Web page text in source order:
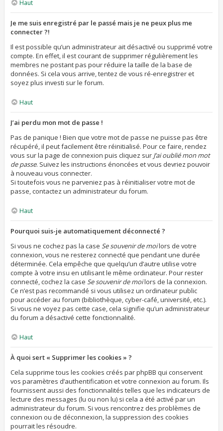
Haut
Je me suis enregistré par le passé mais je ne peux plus me
connecter ?!
Il est possible qu’un administrateur ait désactivé ou supprimé votre
compte. En effet, il est courant de supprimer régulièrement les
membres ne postant pas pour réduire la taille de la base de
données. Si cela vous arrive, tentez de vous ré-enregistrer et
soyez plus investi sur le forum.
Haut
J’ai perdu mon mot de passe !
Pas de panique ! Bien que votre mot de passe ne puisse pas être
récupéré, il peut facilement être réinitialisé. Pour ce faire, rendez
vous sur la page de connexion puis cliquez sur J’ai oublié mon mot
de passe. Suivez les instructions énoncées et vous devriez pouvoir
à nouveau vous connecter.
Si toutefois vous ne parveniez pas à réinitialiser votre mot de
passe, contactez un administrateur du forum.
Haut
Pourquoi suis-je automatiquement déconnecté ?
Si vous ne cochez pas la case Se souvenir de moilors de votre
connexion, vous ne resterez connecté que pendant une durée
déterminée. Cela empêche que quelqu’un d’autre utilise votre
compte à votre insu en utilisant le même ordinateur. Pour rester
connecté, cochez la case Se souvenir de moilors de la connexion.
Ce n’est pas recommandé si vous utilisez un ordinateur public
pour accéder au forum (bibliothèque, cyber-café, université, etc.).
Si vous ne voyez pas cette case, cela signifie qu’un administrateur
du forum a désactivé cette fonctionnalité.
Haut
À quoi sert « Supprimer les cookies » ?
Cela supprime tous les cookies créés par phpBB qui conservent
vos paramètres d’authentification et votre connexion au forum. Ils
fournissent aussi des fonctionnalités telles que les indicateurs de
lecture des messages (lu ou non lu) si cela a été activé par un
administrateur du forum. Si vous rencontrez des problèmes de
connexion ou de déconnexion, la suppression des cookies
pourrait les résoudre.